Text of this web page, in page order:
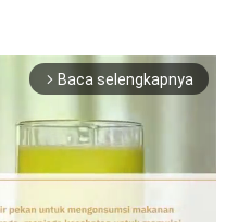
arrow_forward_ios Baca selengkapnya